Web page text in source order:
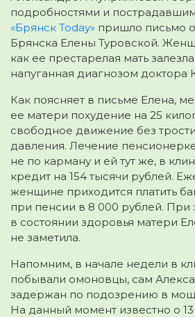
подробностями и
«Брянск Today» пришло письмо
Брянска Елены Туровской.
как ее престарелая мать
напуганная диагнозом доктора
Как поясняет в письме Елена,
ее матери похудение на 25
свободное движение без
давления. Лечение
не по карману и ей тут же, в
кредит на 154 тысячи рублей.
женщине приходится платить
при пенсии в 8 000 рублей. При
в состоянии здоровья матери
не заметила.
Напомним, в начале недели в
побывали омоновцы, сам
задержан по подозрению в
На данный момент известно о